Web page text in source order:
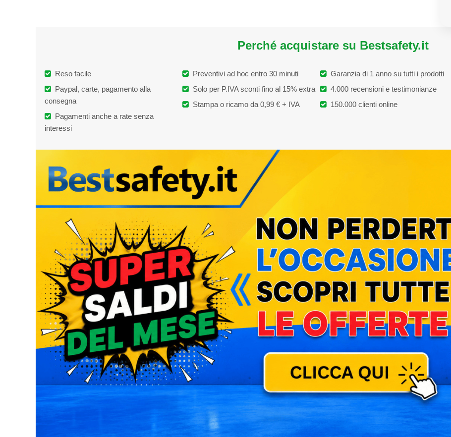
Perché acquistare su Bestsafety.it
Reso facile
Paypal, carte, pagamento alla
consegna
Pagamenti anche a rate senza
interessi
Preventivi ad hoc entro 30 minuti
Solo per P.IVA sconti fino al 15% extra
Stampa o ricamo da 0,99 € + IVA
Garanzia di 1 anno su tutti i prodotti
4.000 recensioni e testimonianze
150.000 clienti online